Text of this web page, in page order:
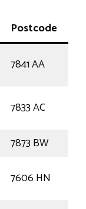
Postcode
7841 AA
7833 AC
7873 BW
7606 HN